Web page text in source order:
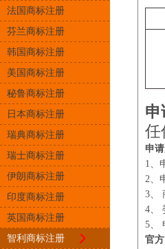
法国商标注册
芬兰商标注册
韩国商标注册
美国商标注册
秘鲁商标注册
日本商标注册
瑞典商标注册
瑞士商标注册
伊朗商标注册
印度商标注册
英国商标注册
智利商标注册
申
任
申
1、
2、
3、
4、
5、
官